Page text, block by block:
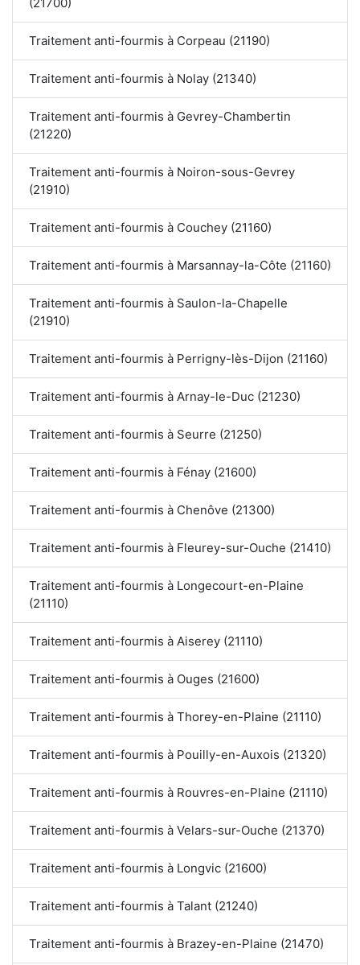
(21700)
Traitement anti-fourmis à Corpeau (21190)
Traitement anti-fourmis à Nolay (21340)
Traitement anti-fourmis à Gevrey-Chambertin
(21220)
Traitement anti-fourmis à Noiron-sous-Gevrey
(21910)
Traitement anti-fourmis à Couchey (21160)
Traitement anti-fourmis à Marsannay-la-Côte (21160)
Traitement anti-fourmis à Saulon-la-Chapelle
(21910)
Traitement anti-fourmis à Perrigny-lès-Dijon (21160)
Traitement anti-fourmis à Arnay-le-Duc (21230)
Traitement anti-fourmis à Seurre (21250)
Traitement anti-fourmis à Fénay (21600)
Traitement anti-fourmis à Chenôve (21300)
Traitement anti-fourmis à Fleurey-sur-Ouche (21410)
Traitement anti-fourmis à Longecourt-en-Plaine
(21110)
Traitement anti-fourmis à Aiserey (21110)
Traitement anti-fourmis à Ouges (21600)
Traitement anti-fourmis à Thorey-en-Plaine (21110)
Traitement anti-fourmis à Pouilly-en-Auxois (21320)
Traitement anti-fourmis à Rouvres-en-Plaine (21110)
Traitement anti-fourmis à Velars-sur-Ouche (21370)
Traitement anti-fourmis à Longvic (21600)
Traitement anti-fourmis à Talant (21240)
Traitement anti-fourmis à Brazey-en-Plaine (21470)